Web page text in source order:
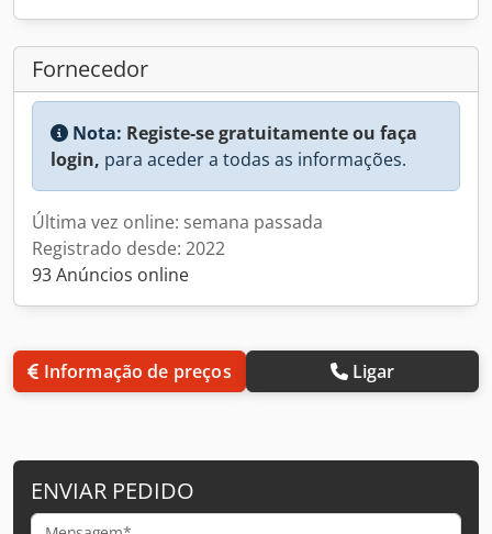
Fornecedor
Nota: Registe-se gratuitamente ou faça
login, para aceder a todas as informações.
Última vez online: semana passada
Registrado desde: 2022
93 Anúncios online
Informação de preços Ligar
ENVIAR PEDIDO